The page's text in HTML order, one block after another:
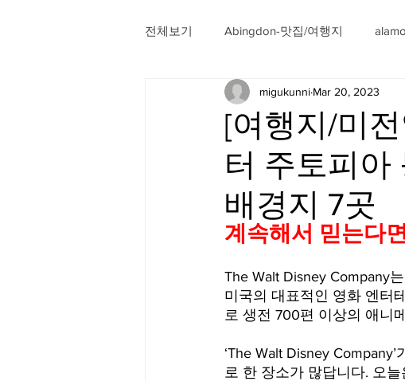
전체보기 Abingdon-맛집/여행지
Arlington-맛집/여행지 Arlington-맛집/
Badlands-맛집/여행지 Baltimore-맛집/
Big Bend-맛집/여행지 Bloomfield-맛집
Boston-맛집/여행지 Boulder City-맛집
Bronx-맛집/여행지 Bryce Canyon-맛
[여행지/미
터 주토피아
배경지 7곳
migukunni Mar 20, 2023
계속해서 믿는다
The Walt Disney Company
미국의 대표적인 영화 엔터
로 생전 700편 이상의 애니
‘The Walt Disney
로 한 장소가 많답니다. 오